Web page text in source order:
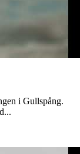
i Gullspång.